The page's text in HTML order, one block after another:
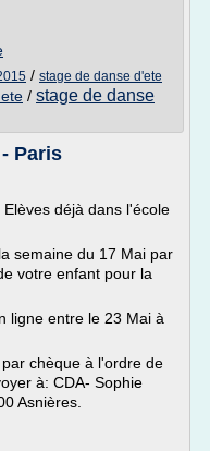
/ stage de danse d'ete
/ stage de danse
Paris
déjà dans l'école
semaine du 17 Mai par
votre enfant pour la
ligne entre le 23 Mai à
chèque à l'ordre de
à: CDA- Sophie
Asnières.